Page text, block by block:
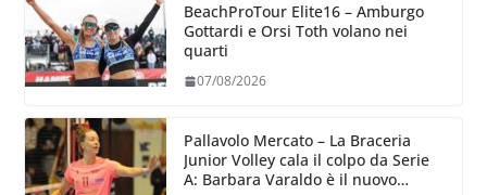
BeachProTour Elite16 – Amburgo
Gottardi e Orsi Toth volano nei
quarti
07/08/2026
Pallavolo Mercato – La Braceria
Junior Volley cala il colpo da Serie
A: Barbara Varaldo è il nuovo